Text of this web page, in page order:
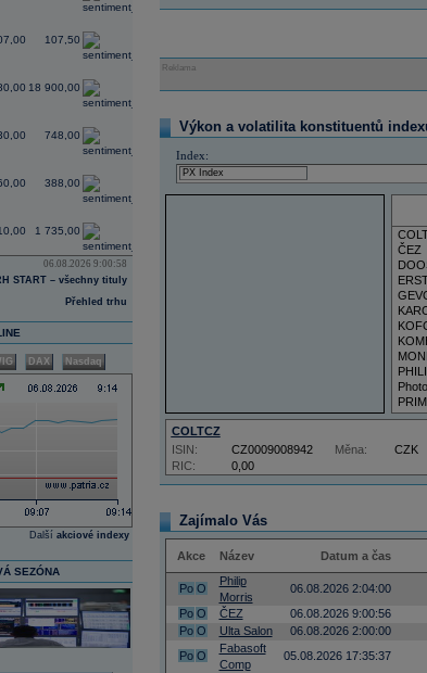
107,50
18 900,00
1,39
748,00
0,00
388,00
1 735,00
06.08.2026 9:00:58
START – všechny tituly
Přehled trhu
DAX Nasdaq
Další akciové indexy
SEZÓNA
Reklama
Výkon a volatilita konstituentů
Index:
ČEZ
VIG
COLTCZ
RIC: 0,00
ISIN: CZ0009008942 Měna: CZK
Zajímalo Vás
Akce Název Datum a čas
Po O
Philip
Morris
06.08.2026 2:04:00
Po O ČEZ 06.08.2026 9:00:56
Po O Ulta Salon 06.08.2026 2:00:00
Po O
Fabasoft
Comp
05.08.2026 17:35:37